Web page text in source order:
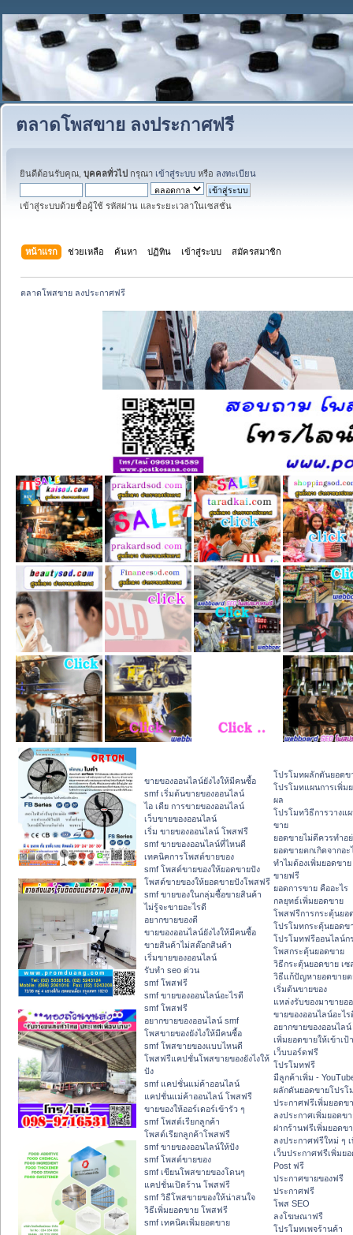
ตลาดโพสขาย ลงประกาศฟรี
ยินดีต้อนรับคุณ, บุคคลทั่วไป กรุณา เข้าสู่ระบบ หรือ ลงทะเบียน
เข้าสู่ระบบด้วยชื่อผู้ใช้ รหัสผ่าน และระยะเวลาในเซสชั่น
หน้าแรก ช่วยเหลือ ค้นหา ปฏิทิน เข้าสู่ระบบ สมัครสมาชิก
ตลาดโพสขาย ลงประกาศฟรี
ขายของออนไลน์ยังไงให้มีคนซื้อ
smf เริ่มต้นขายของออนไลน์
ไอ เดีย การขายของออนไลน์
เว็บขายของออนไลน์
เริ่ม ขายของออนไลน์ โพสฟรี
smf ขายของออนไลน์ที่ไหนดี
เทคนิคการโพสต์ขายของ
smf โพสต์ขายของให้ยอดขายปัง
โพสต์ขายของให้ยอดขายปังโพสฟรี
smf ขายของในกลุ่มซื้อขายสินค้า
ไม่รู้จะขายอะไรดี
อยากขายของดี
ขายของออนไลน์ยังไงให้มีคนซื้อ
ขายสินค้าไม่สต๊อกสินค้า
เริ่มขายของออนไลน์
รับทำ seo ด่วน
smf โพสฟรี
smf ขายของออนไลน์อะไรดี
smf โพสฟรี
อยากขายของออนไลน์ smf
โพสขายของยังไงให้มีคนซื้อ
smf โพสขายของแบบไหนดี
โพสฟรีแคปชั่นโพสขายของยังไงให้
ปัง
smf แคปชั่นแม่ค้าออนไลน์
แคปชั่นแม่ค้าออนไลน์ โพสฟรี
ขายของให้ออร์เดอร์เข้ารัว ๆ
smf โพสต์เรียกลูกค้า
โพสต์เรียกลูกค้าโพสฟรี
smf ขายของออนไลน์ให้ปัง
smf โพสต์ขายของ
smf เขียนโพสขายของโดนๆ
แคปชั่นเปิดร้าน โพสฟรี
smf วิธีโพสขายของให้น่าสนใจ
วิธีเพิ่มยอดขาย โพสฟรี
smf เทคนิคเพิ่มยอดขาย
โปรโมทผลักดันยอดข
โปรโมทแผนการเพิ่ม
ผล
โปรโมทวิธีการวางแ
ขาย
ยอดขายไม่ดีควรทำอย่
ยอดขายตกเกิดจากอะ
ทำไมต้องเพิ่มยอดขาย
ขายฟรี
ยอดการขาย คืออะไร
กลยุทธ์เพิ่มยอดขาย
โพสฟรีการกระตุ้นยอ
โปรโมทกระตุ้นยอดข
โปรโมทฟรีออนไลน์ก
โพสกระตุ้นยอดขาย
วิธีกระตุ้นยอดขาย เซ
วิธีแก้ปัญหายอดขายต
เริ่มต้นขายของ
แหล่งรับของมาขายอ
ขายของออนไลน์อะไร
อยากขายของออนไลน์
เพิ่มยอดขายให้เข้าเป้า
เว็บบอร์ดฟรี
โปรโมทฟรี
มีลูกค้าเพิ่ม -
ผลักดันยอดขายโปรโ
ประกาศฟรีเพิ่มยอดข
ลงประกาศเพิ่มยอดข
ฝากร้านฟรีเพิ่มยอดข
ลงประกาศฟรีใหม่ ๆ
เว็บประกาศฟรีเพิ่มย
Post ฟรี
ประกาศขายของฟรี
ประกาศฟรี
โพส SEO
ลงโฆษณาฟรี
โปรโมทเพจร้านค้า